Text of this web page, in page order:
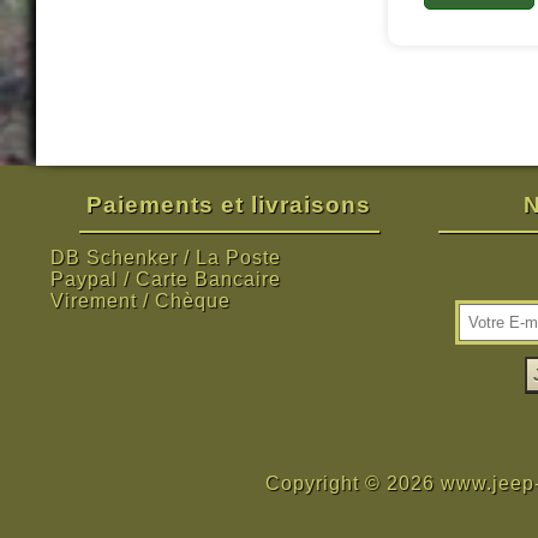
Paiements et livraisons
DB Schenker / La Poste
Paypal / Carte Bancaire
Virement / Chèque
Copyright © 2026